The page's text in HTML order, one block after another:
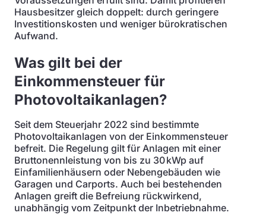
Hausbesitzer gleich doppelt: durch geringere
Investitionskosten und weniger bürokratischen
Aufwand.
Was gilt bei der
Einkommensteuer für
Photovoltaikanlagen?
Seit dem Steuerjahr 2022 sind bestimmte
Photovoltaikanlagen von der Einkommensteuer
befreit. Die Regelung gilt für Anlagen mit einer
Bruttonennleistung von bis zu 30 kWp auf
Einfamilienhäusern oder Nebengebäuden wie
Garagen und Carports. Auch bei bestehenden
Anlagen greift die Befreiung rückwirkend,
unabhängig vom Zeitpunkt der Inbetriebnahme.